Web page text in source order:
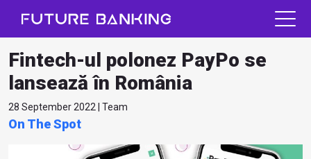
Fintech-ul polonez PayPo se
lansează în România
28 September 2022 | Team
On The Spot